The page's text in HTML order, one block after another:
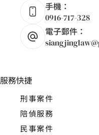
手機：
0916-717-328
電子郵件：
服務快捷
刑事案件
陪偵服務
民事案件